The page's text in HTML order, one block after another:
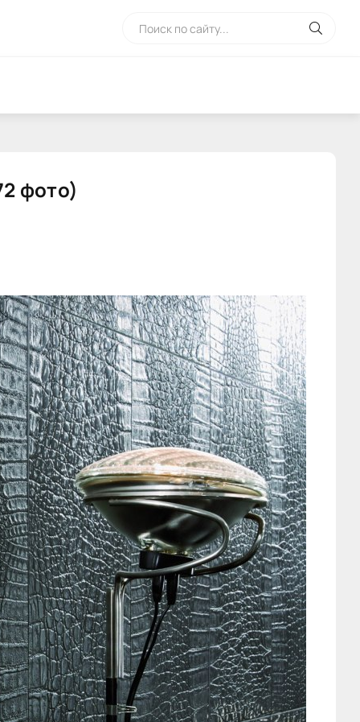
фото)